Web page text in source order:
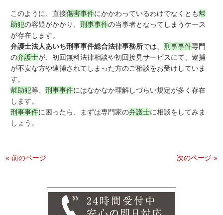
このように、直接傷害事件にかかわっているわけでなくとも幇
助犯の容疑がかかり、刑事事件の当事者となってしまうケース
が存在します。
弁護士法人あいち刑事事件総合法律事務所では、刑事事件専門
の弁護士が、初回無料法律相談や初回接見サービスにて、逮捕
が不安な方や逮捕されてしまった方のご相談をお受けしていま
す。
幇助犯等、刑事事件にはなかなか理解しづらい規定が多く存在
します。
刑事事件に困ったら、まずは専門家の弁護士に相談をしてみま
しょう。
« 前のページ 次のページ »